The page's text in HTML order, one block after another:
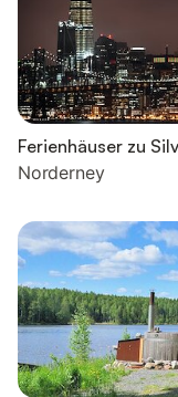
Ferienhäuser zu
Norderney